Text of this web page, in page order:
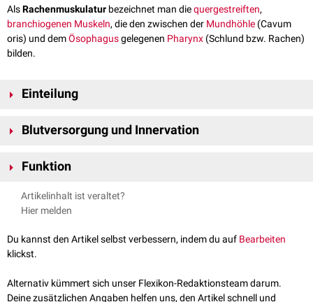
AlsRachenmuskulatur bezeichnet man diequergestreiften,
branchiogenen Muskeln, die den zwischen der Mundhöhle (Cavum
oris) und demÖsophagusgelegenen Pharynx (Schlund bzw. Rachen)
bilden.
Einteilung
Musculus constrictor pharyngis superior
Musculus constrictor pharyngis inferior
Musculus palatopharyngeus
Musculus salpingopharyngeus
Blutversorgung und Innervation
carotis externa. Innerviert werden die Muskeln vom
Funktion
Die Rachenmuskulatur unterstützt den
Nahrung in Richtung des Ösophagus.
Artikelinhalt ist veraltet?
Hier melden
Du kannst den Artikel selbst verbessern, indem du auf Bearbeiten
klickst.
Alternativ kümmert sich unser Flexikon-Redaktionsteam darum.
Deine zusätzlichen Angaben helfen uns, den Artikel schnell und